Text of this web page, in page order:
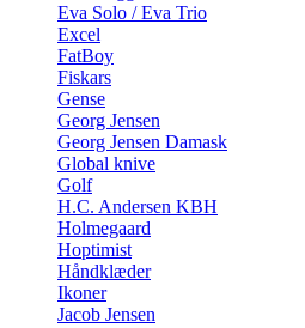
Eva Solo / Eva Trio
Excel
FatBoy
Fiskars
Gense
Georg Jensen
Georg Jensen Damask
Global knive
Golf
H.C. Andersen KBH
Holmegaard
Hoptimist
Håndklæder
Ikoner
Jacob Jensen